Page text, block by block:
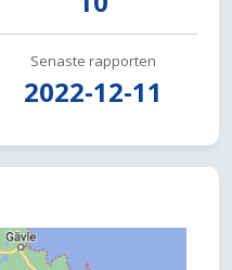
Senaste rapporten
2022-12-11